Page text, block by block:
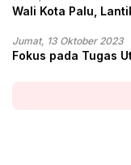
Wali Kota Palu,
Jumat, 13 Oktober 2023
Fokus pada Tugas